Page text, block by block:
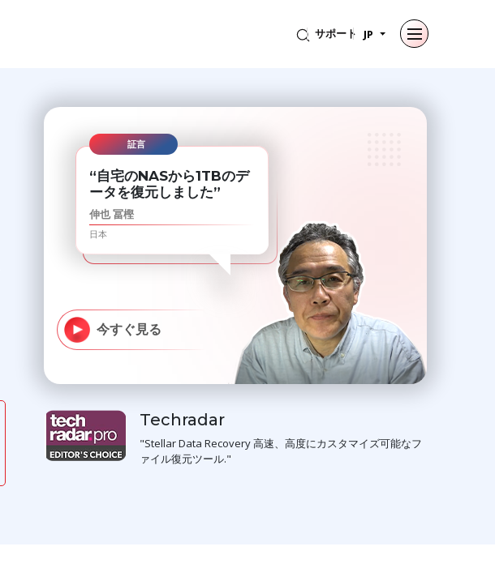
サポート JP
ファイル修復
メール変換ツール
ファイルとデータベースの修復
データ消去
リーダーシップ
プレスリリース
ブログ
動画
証言
“自宅のNASから1TBのデ
ータを復元しました”
伸也 冨樫
日本
今すぐ見る
Techradar
"Stellar Data Recovery 高速、高度にカスタマイズ可能なフ
ァイル復元ツール."